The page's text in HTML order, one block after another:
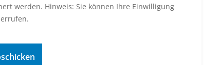
werden. Hinweis: Sie können Ihre Einwilligung